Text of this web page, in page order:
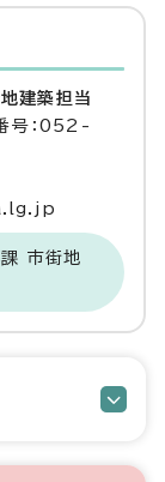
建築担当
号：052-
市街地